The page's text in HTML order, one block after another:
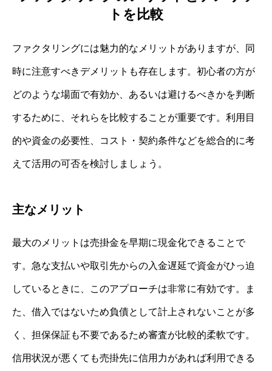
トを比較
ファクタリングには魅力的なメリットがありますが、同
時に注意すべきデメリットも存在します。初心者の方が
どのような場面で有効か、あるいは避けるべきかを判断
するために、それらを比較することが重要です。利用目
的や資金の必要性、コスト・契約条件などを総合的に考
えて活用の可否を検討しましょう。
主なメリット
最大のメリットは売掛金を早期に現金化できることで
す。急な支払いや取引先からの入金遅延で資金がひっ迫
しているときに、このアプローチは非常に有効です。ま
た、借入ではないため負債として計上されないことが多
く、担保保証も不要であるため審査が比較的柔軟です。
信用状況が悪くても売掛先に信用力があれば利用できる